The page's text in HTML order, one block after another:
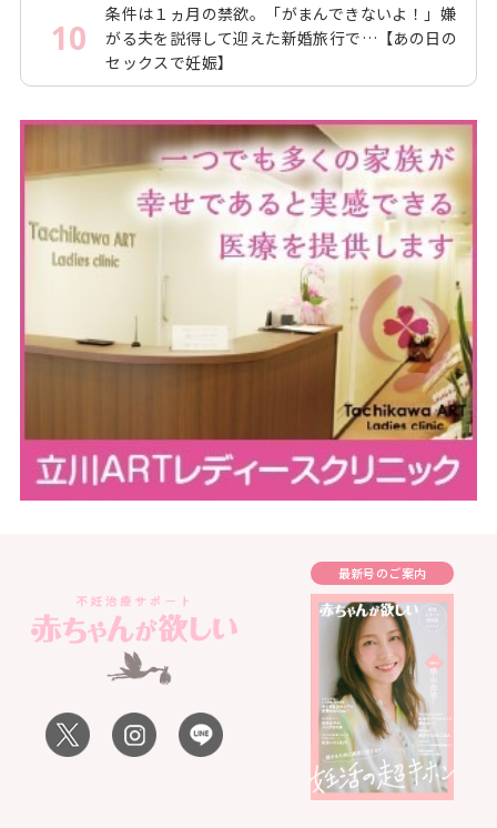
10
条件は１ヵ月の禁欲。「がまんできないよ！」嫌
がる夫を説得して迎えた新婚旅行で…【あの日の
セックスで妊娠】
最新号のご案内